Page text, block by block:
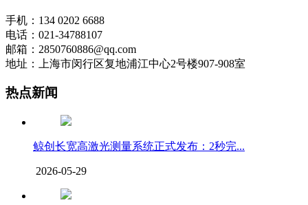
手机：134 0202 6688
电话：021-34788107
邮箱：2850760886@qq.com
地址：上海市闵行区复地浦江中心2号楼907-908室
热点新闻
鲸创长宽高激光测量系统正式发布：2秒完...
2026-05-29